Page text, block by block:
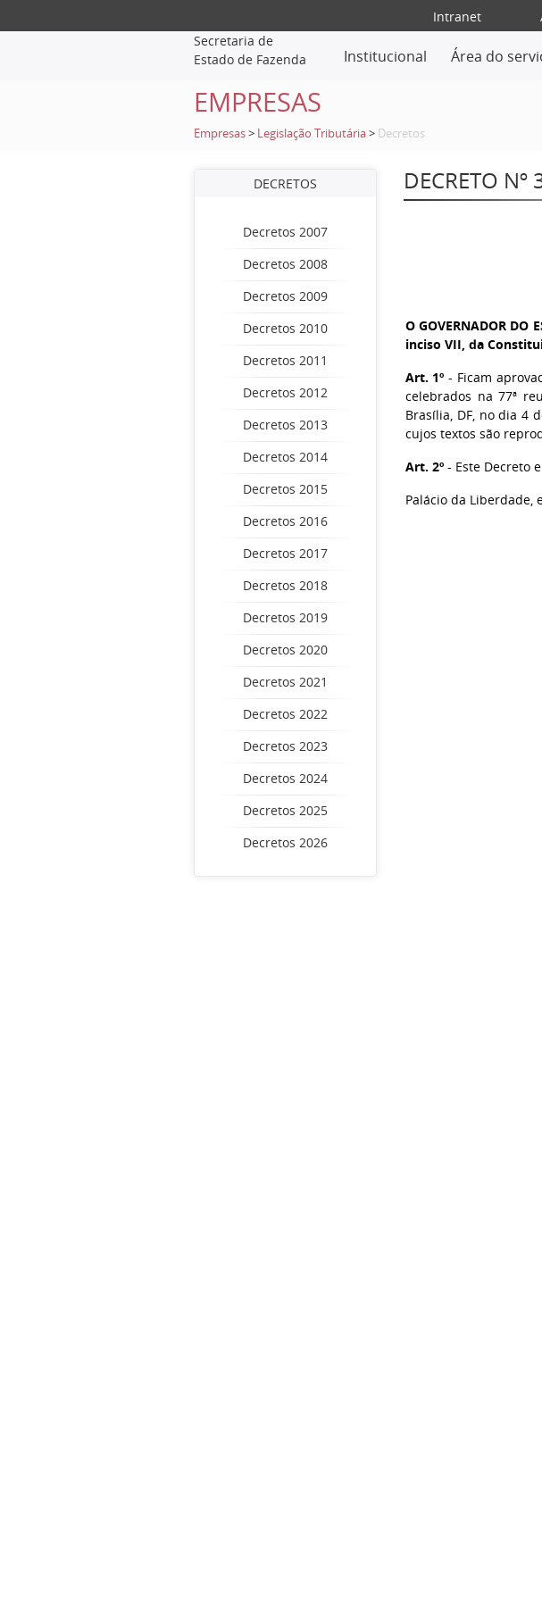
Intranet
Secretaria de
Estado de Fazenda
Institucional Área do
EMPRESAS
Empresas > Legislação Tributária > Decretos
DECRETOS
Decretos 2007
Decretos 2008
Decretos 2009
Decretos 2010
Decretos 2011
Decretos 2012
Decretos 2013
Decretos 2014
Decretos 2015
Decretos 2016
Decretos 2017
Decretos 2018
Decretos 2019
Decretos 2020
Decretos 2021
Decretos 2022
Decretos 2023
Decretos 2024
Decretos 2025
Decretos 2026
DECRETO
O GOVERNADOR
inciso VII, da
Art. 1º - Ficam
celebrados na 77ª
Brasília, DF, no dia 4
cujos textos são
Art. 2º- Este Decreto
Palácio da Liberdade,